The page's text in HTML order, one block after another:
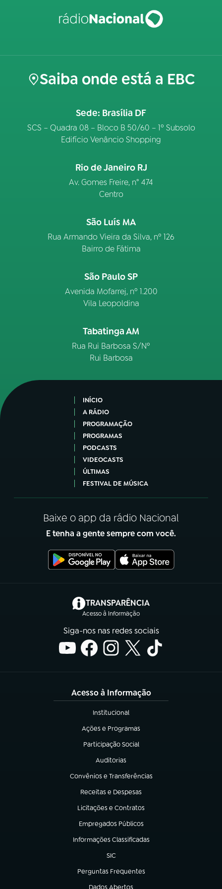
Saiba onde está a EBC
Sede: Brasília DF
SCS – Quadra 08 – Bloco B 50/60 – 1º Subsolo
Edifício Venâncio Shopping
Rio de Janeiro RJ
Av. Gomes Freire, n° 474
Centro
São Luís MA
Rua Armando Vieira da Silva, nº 126
Bairro de Fátima
São Paulo SP
Avenida Mofarrej, nº 1.200
Vila Leopoldina
Tabatinga AM
Rua Rui Barbosa S/Nº
Rui Barbosa
INÍCIO
A RÁDIO
PROGRAMAÇÃO
PROGRAMAS
PODCASTS
VIDEOCASTS
ÚLTIMAS
FESTIVAL DE MÚSICA
Baixe o app da rádio Nacional
E tenha a gente sempre com você.
TRANSPARÊNCIA
Acesso à Informação
(abre em nova aba)
Siga-nos nas redes sociais
Acesso à Informação
Institucional
(abre em nova aba)
Ações e Programas
(abre em nova aba)
Participação Social
(abre em nova aba)
Auditorias
(abre em nova aba)
Convênios e Transferências
(abre em nova aba)
Receitas e Despesas
(abre em nova aba)
Licitações e Contratos
(abre em nova aba)
Empregados Públicos
(abre em nova aba)
Informações Classificadas
(abre em nova aba)
SIC
(abre em nova aba)
Perguntas Frequentes
(abre em nova aba)